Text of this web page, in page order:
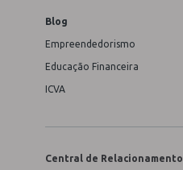
Blog
Empreendedorismo
Educação Financeira
ICVA
Central de Relacionamento